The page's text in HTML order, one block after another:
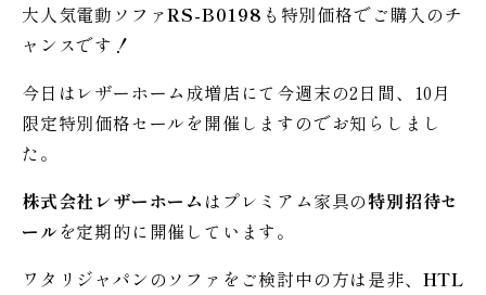
大人気電動ソファRS-B0198 も特別価格でご購入のチ
ャンスです！
今日はレザーホーム成増店にて今週末の2日間、10月
限定特別価格セールを開催しますのでお知らしまし
た。
株式会社レザーホーム はプレミアム家具の特別招待セ
ールを定期的に開催しています。
ワタリジャパンのソファをご検討中の方は是非、 HTL